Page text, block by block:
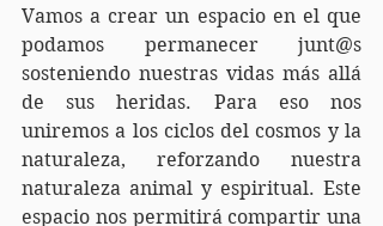
Vamos a crear un espacio en el que
podamos permanecer junt@s
sosteniendo nuestras vidas más allá
de sus heridas. Para eso nos
uniremos a los ciclos del cosmos y la
naturaleza, reforzando nuestra
naturaleza animal y espiritual. Este
espacio nos permitirá compartir una